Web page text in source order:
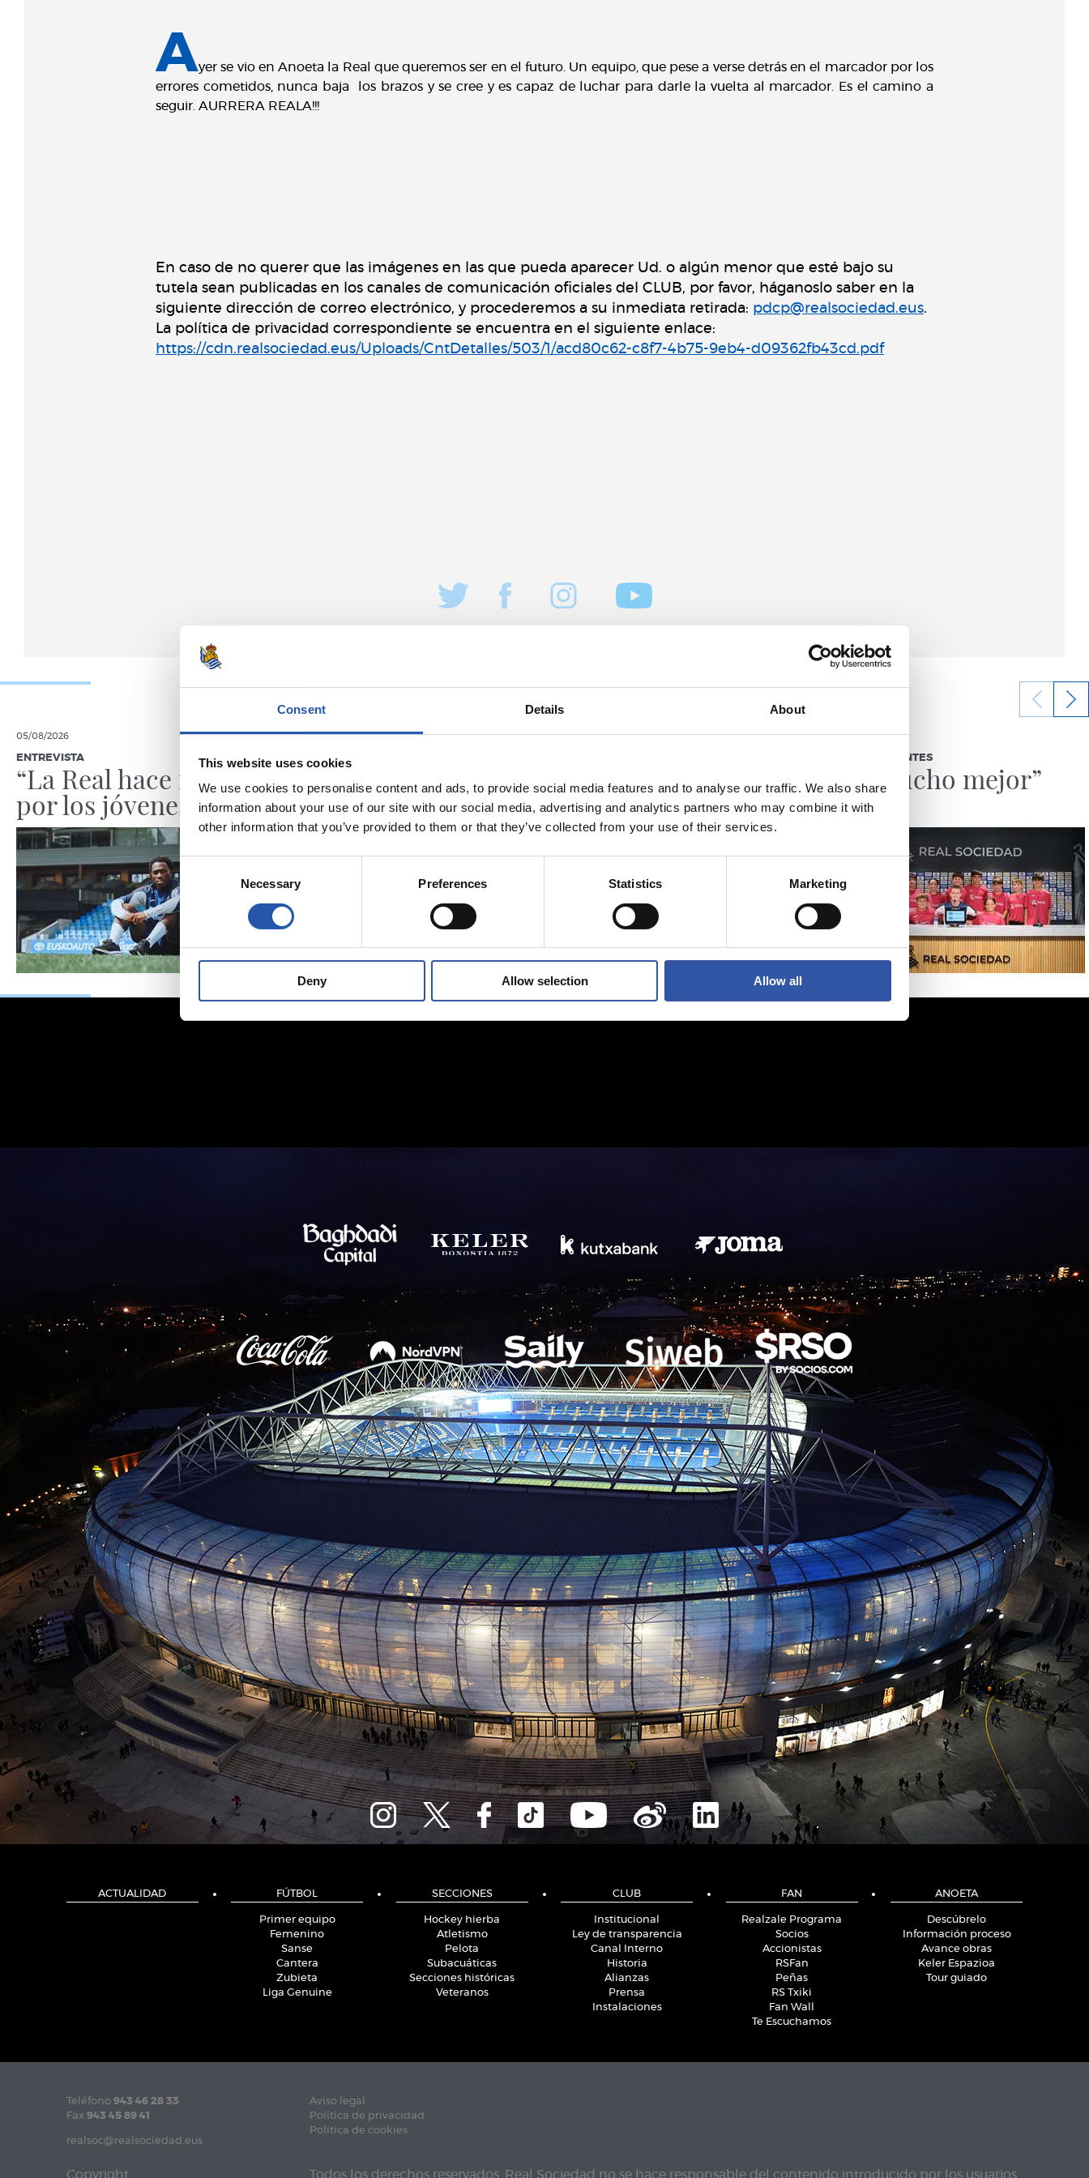
Consent Details About
This website uses cookies
We use cookies to personalise content and ads, to provide social media features and to analyse our traffic. We also share
information about your use of our site with our social media, advertising and analytics partners who may combine it with
other information that you’ve provided to them or that they’ve collected from your use of their services.
Consent
Selection
Necessary Preferences Statistics Marketing
Deny Allow selection Allow all
Ayer se vio en Anoeta la Real que queremos ser en el futuro. Un equipo, que pese a verse detrás en el marcador por los
errores cometidos, nunca baja los brazos y se cree y es capaz de luchar para darle la vuelta al marcador. Es el camino a
seguir. AURRERA REALA!!!
En caso de no querer que las imágenes en las que pueda aparecer Ud. o algún menor que esté bajo su
tutela sean publicadas en los canales de comunicación oficiales del CLUB, por favor, háganoslo saber en la
siguiente dirección de correo electrónico, y procederemos a su inmediata retirada: pdcp@realsociedad.eus.
La política de privacidad correspondiente se encuentra en el siguiente enlace:
https://cdn.realsociedad.eus/Uploads/CntDetalles/503/1/acd80c62-c8f7-4b75-9eb4-d09362fb43cd.pdf
05/08/2026
ENTREVISTA
“La Real hace mucho
por los jóvenes”
05/08/2026
ENTRENAMIENTO
Afinando
04/08/2026
Vuelta al trabajo
03/08/2026
BEÑAT TURRIENTES
“Así mucho mejor”
ACTUALIDAD FÚTBOL
Primer equipo
Femenino
Sanse
Cantera
Zubieta
Liga Genuine
SECCIONES
Hockey hierba
Atletismo
Pelota
Subacuáticas
Secciones históricas
Veteranos
CLUB
Institucional
Ley de transparencia
Canal Interno
Historia
Alianzas
Prensa
Instalaciones
FAN
Realzale Programa
Socios
Accionistas
RSFan
Peñas
RS Txiki
Fan Wall
Te Escuchamos
ANOETA
Descúbrelo
Información proceso
Avance obras
Keler Espazioa
Tour guiado
Teléfono 943 46 28 33
Fax 943 45 89 41
realsoc@realsociedad.eus
Aviso legal
Política de privacidad
Política de cookies
Copyright Todos los derechos reservados. Real Sociedad no se hace responsable del contenido introducido por los usuarios.